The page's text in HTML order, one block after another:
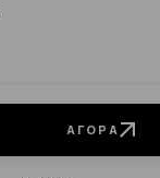
ΑΓΟΡΆ